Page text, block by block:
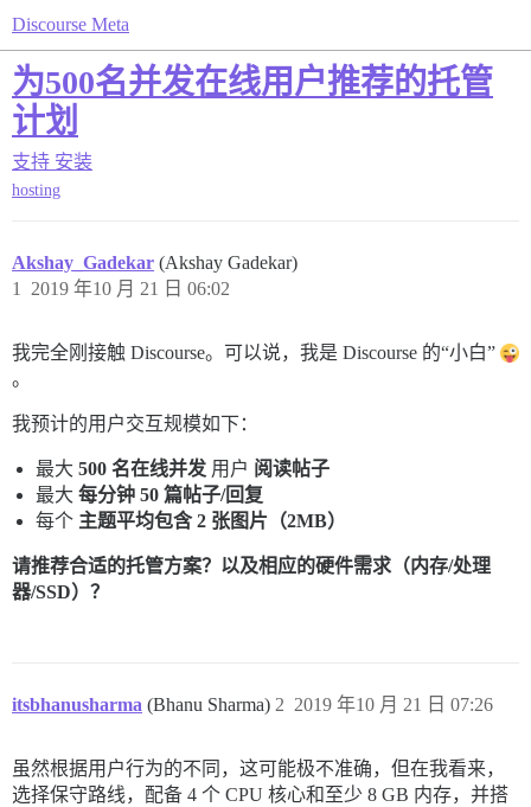
Discourse Meta
为500名并发在线用户推荐的托管
计划
支持 安装
hosting
Akshay_Gadekar (Akshay Gadekar)
2019 年10 月 21 日 06:02
1
我完全刚接触 Discourse。可以说，我是 Discourse 的“小白”
。
我预计的用户交互规模如下：
最大 500 名在线并发 用户 阅读帖子
最大 每分钟 50 篇帖子/回复
每个 主题平均包含 2 张图片（2MB）
请推荐合适的托管方案？以及相应的硬件需求（内存/处理
器/SSD）？
itsbhanusharma (Bhanu Sharma) 2019 年10 月 21 日 07:26
2
虽然根据用户行为的不同，这可能极不准确，但在我看来，
选择保守路线，配备 4 个 CPU 核心和至少 8 GB 内存，并搭